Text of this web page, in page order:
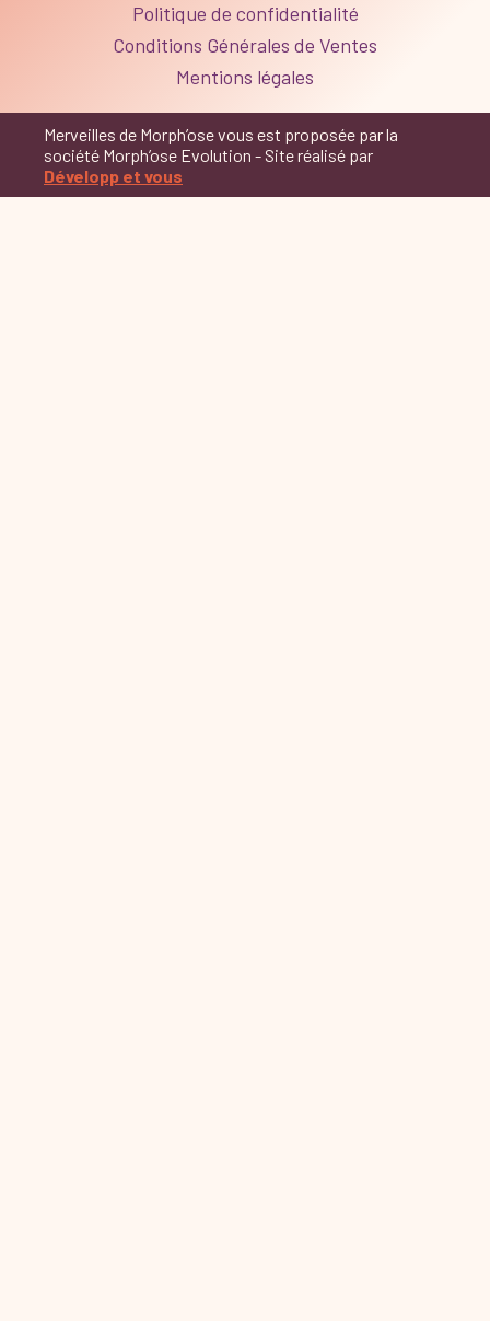
Politique de confidentialité
Conditions Générales de Ventes
Mentions légales
Merveilles de Morph’ose vous est proposée par la
société Morph’ose Evolution - Site réalisé par
Développ et vous